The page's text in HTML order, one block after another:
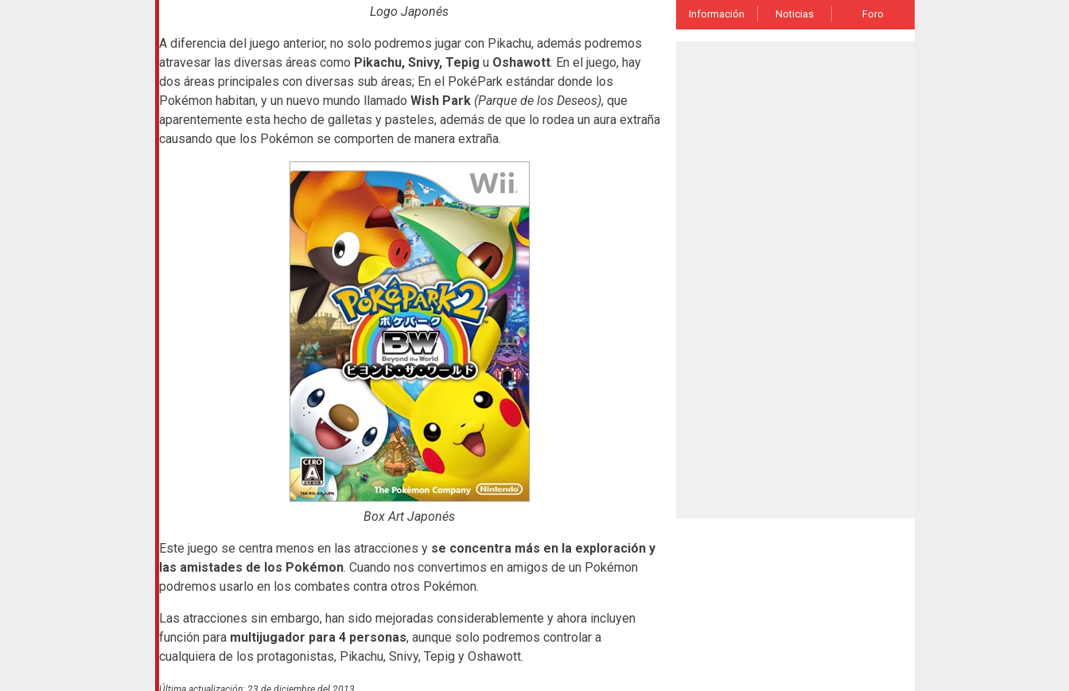
Logo Japonés
A diferencia del juego anterior, no solo podremos jugar con Pikachu, además podremos
atravesar las diversas áreas como Pikachu, Snivy, Tepig uOshawott. En el juego, hay
dos áreas principales con diversas sub áreas; En el PokéPark estándar donde los
Pokémon habitan, y un nuevo mundo llamado Wish Park (Parque de los Deseos), que
aparentemente esta hecho de galletas y pasteles, además de que lo rodea un aura extraña
causando que los Pokémon se comporten de manera extraña.
Box Art Japonés
Este juego se centra menos en las atracciones yse concentra más en la exploración y
las amistades de los Pokémon. Cuando nos convertimos en amigos de un Pokémon
podremos usarlo en los combates contra otros Pokémon.
Las atracciones sin embargo, han sido mejoradas considerablemente y ahora incluyen
función para multijugador para 4 personas, aunque solo podremos controlar a
cualquiera de los protagonistas, Pikachu, Snivy, Tepig y Oshawott.
Información Noticias Foro